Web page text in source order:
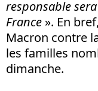
responsable
France ». En
Macron contre
les familles
dimanche.